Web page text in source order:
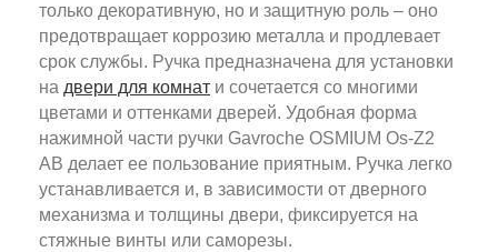
только декоративную, но и защитную роль – оно
предотвращает коррозию металла и продлевает
срок службы. Ручка предназначена для установки
на двери для комнат и сочетается со многими
цветами и оттенками дверей. Удобная форма
нажимной части ручки Gavroche OSMIUM Os-Z2
AB делает ее пользование приятным. Ручка легко
устанавливается и, в зависимости от дверного
механизма и толщины двери, фиксируется на
стяжные винты или саморезы.